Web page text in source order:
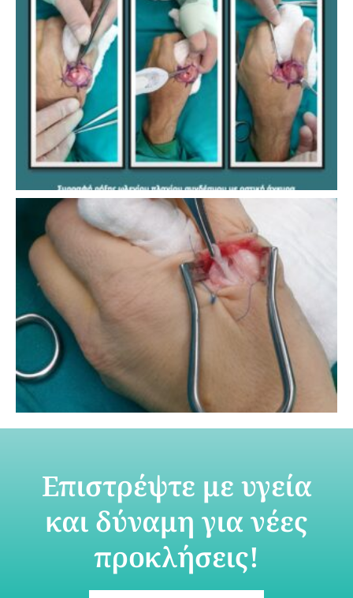
Επιστρέψτε με υγεία
και δύναμη για νέες
προκλήσεις!